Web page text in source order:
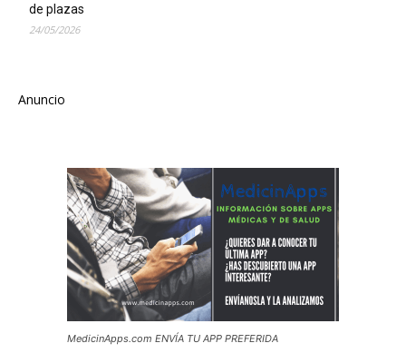
de plazas
24/05/2026
Anuncio
MedicinApps.com ENVÍA TU APP PREFERIDA